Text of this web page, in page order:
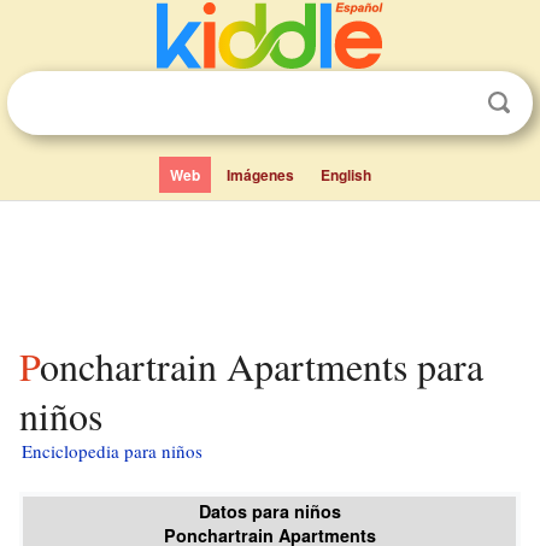
Web Imágenes English
Ponchartrain Apartments para
niños
Enciclopedia para niños
Datos para niños
Ponchartrain Apartments